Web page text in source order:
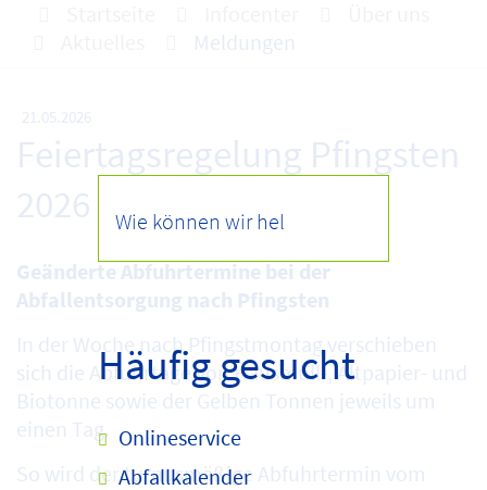
Häufig gesucht
Onlineservice
Abfallkalender
Meldungen
21.05.2026
Feiertagsregelung Pfingsten
2026
Geänderte Abfuhrtermine bei der
Abfallentsorgung nach Pfingsten
In der Woche nach Pfingstmontag verschieben
sich die Abfuhrtage von Hausmüll-, Altpapier- und
Biotonne sowie der Gelben Tonnen jeweils um
einen Tag.
So wird der turnusmäßige Abfuhrtermin vom